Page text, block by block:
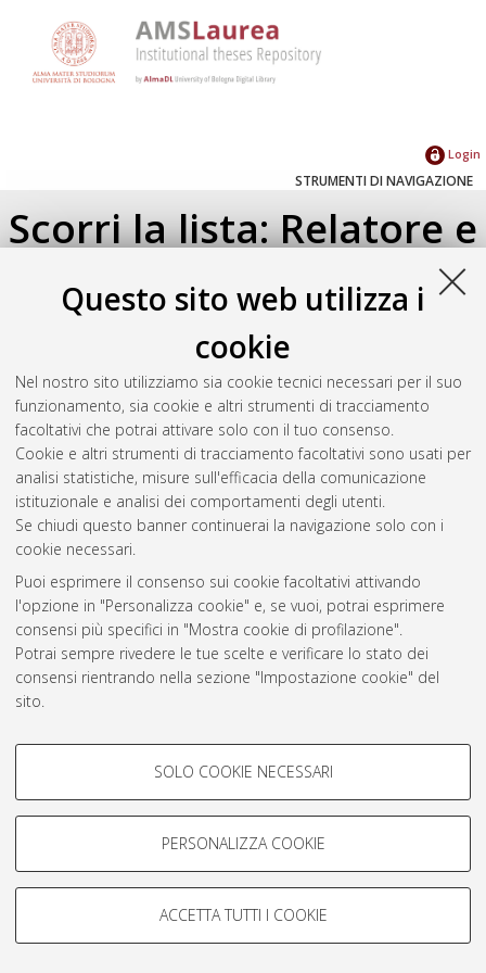
Questo sito web utilizza i
cookie
Nel nostro sito utilizziamo sia cookie tecnici necessari per il suo
funzionamento, sia cookie e altri strumenti di tracciamento
facoltativi che potrai attivare solo con il tuo consenso.
Cookie e altri strumenti di tracciamento facoltativi sono usati per
analisi statistiche, misure sull'efficacia della comunicazione
istituzionale e analisi dei comportamenti degli utenti.
Se chiudi questo banner continuerai la navigazione solo con i
cookie necessari.
Puoi esprimere il consenso sui cookie facoltativi attivando
l'opzione in "Personalizza cookie" e, se vuoi, potrai esprimere
consensi più specifici in "Mostra cookie di profilazione".
Potrai sempre rivedere le tue scelte e verificare lo stato dei
consensi rientrando nella sezione "Impostazione cookie" del
sito.
COOKIE DI PROFILAZIONE -
Si tratta di cookie utilizzati per analizzare le caratteristiche della
navigazione degli utenti, creare profili in base al loro comportamento
Mostra cookie di profilazione
COOKIE TECNICI - NECESSARI
SOLO COOKIE NECESSARI
PERSONALIZZA COOKIE
ACCETTA TUTTI I COOKIE
Login
STRUMENTI DI NAVIGAZIONE
Scorri la lista: Relatore e
Correlatore
Seleziona un valore dall'elenco sottostante.
2026(4)
2025(2)
2024 (2)
2023(3)
Atom
Rss 1.0
Rss 2.0
AMS Laurea
Servizio implementato e gestito da
Impostazioni Cookie
Informativa sulla privacy
© ALMA MATER STUDIORUM - Università di Bologna, 2007-2026.